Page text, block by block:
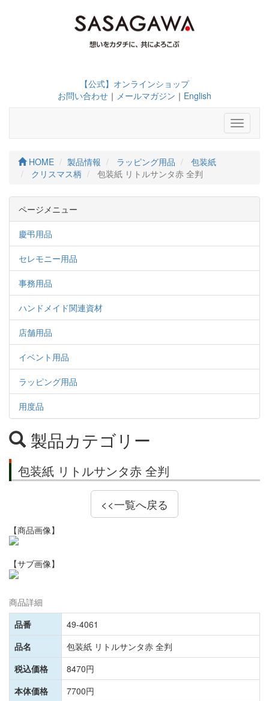
【公式】オンラインショップ
お問い合わせ ｜ メールマガジン ｜ English
Toggle
HOME 製品情報 ラッピング用品
包装紙
クリスマス柄
包装紙 リトルサンタ赤 全判
ページメニュー
慶弔用品
セレモニー用品
事務用品
ハンドメイド関連資材
店舗用品
イベント用品
ラッピング用品
用度品
製品カテゴリー
包装紙 リトルサンタ赤 全判
<<一覧へ戻る
【商品画像】
【サブ画像】
商品詳細
品番
49-4061
品名
包装紙 リトルサンタ赤 全判
税込価格
8470円
本体価格
7700円